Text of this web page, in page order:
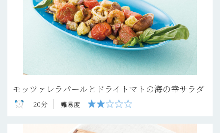
モッツァレラパールとドライトマトの海の幸サラダ
20分 難易度